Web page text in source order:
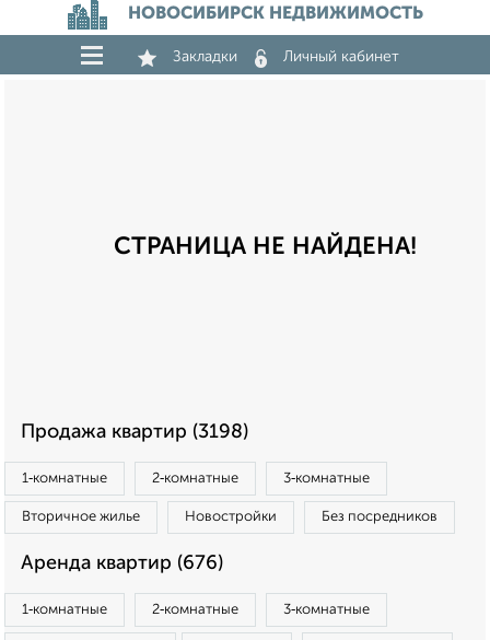
НОВОСИБИРСК НЕДВИЖИМОСТЬ
Закладки Личный кабинет
СТРАНИЦА НЕ НАЙДЕНА!
Продажа квартир (3198)
1‑комнатные 2‑комнатные 3‑комнатные
Вторичное жилье Новостройки Без посредников
Аренда квартир (676)
1‑комнатные 2‑комнатные 3‑комнатные